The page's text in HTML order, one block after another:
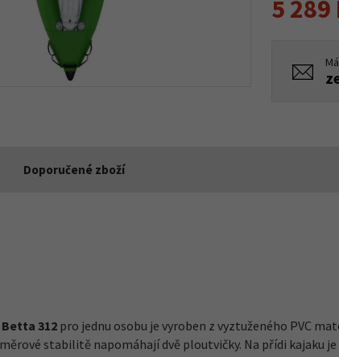
5 289
Doporučené zboží
312 pro jednu osobu je vyroben z vyztuženého PVC
stabilitě napomáhají dvě ploutvičky. Na přídi kajaku